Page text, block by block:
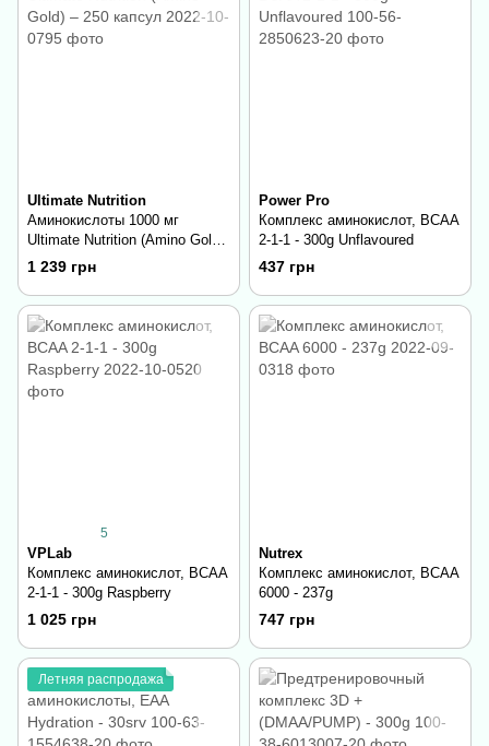
Ultimate Nutrition
Аминокислоты 1000 мг
Ultimate Nutrition (Amino Gold)
– 250 капсул
1 239 грн
Power Pro
Комплекс аминокислот, BCAA
2-1-1 - 300g Unflavoured
437 грн
5
VPLab
Комплекс аминокислот, BCAA
2-1-1 - 300g Raspberry
1 025 грн
Nutrex
Комплекс аминокислот, BCAA
6000 - 237g
747 грн
Летняя распродажа